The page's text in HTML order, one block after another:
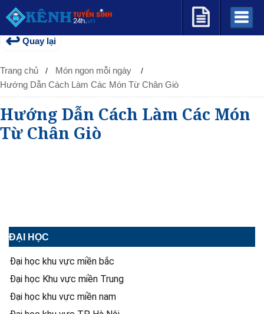
↩ Quay lại
Trang chủ
Món ngon mỗi ngày
Hướng Dẫn Cách Làm Các Món Từ Chân Giò
Hướng Dẫn Cách Làm Các Món
Từ Chân Giò
ĐẠI HỌC
Đại học khu vực miền bắc
Đại học Khu vực miền Trung
Đại học khu vực miền nam